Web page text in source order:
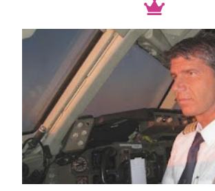
King: pagina 69
[05]Denti bianchi, di
Smith: pagina 69
Novembre 2018
[28]Il Dottor Zivago, di
Pasternak: pagina 69
[07]Revolutionary